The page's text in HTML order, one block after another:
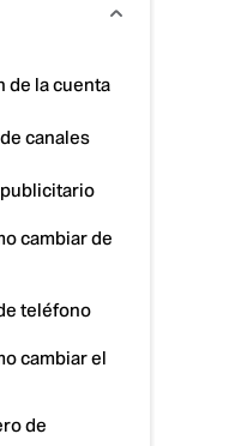
de la cuenta
canales
cambiar de
teléfono
cambiar el
de